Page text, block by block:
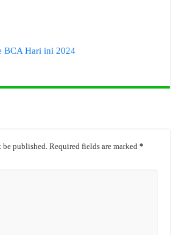
BCA Hari ini 2024
be published. Required fields are marked*